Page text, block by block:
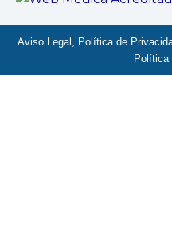
Aviso Legal, Política de
Política